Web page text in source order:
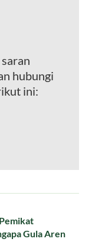
hubungi
ini:
Gula Aren